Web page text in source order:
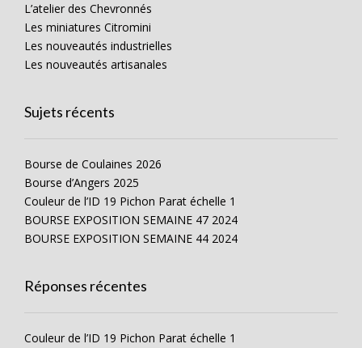
L’atelier des Chevronnés
Les miniatures Citromini
Les nouveautés industrielles
Les nouveautés artisanales
Sujets récents
Bourse de Coulaines 2026
Bourse d’Angers 2025
Couleur de l’ID 19 Pichon Parat échelle 1
BOURSE EXPOSITION SEMAINE 47 2024
BOURSE EXPOSITION SEMAINE 44 2024
Réponses récentes
Couleur de l’ID 19 Pichon Parat échelle 1